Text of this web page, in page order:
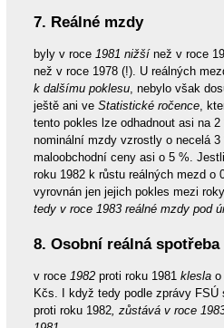
7. Reálné mzdy
byly v roce 1981 nižšínež v roce
než v roce 1978 (!). U reálných
k dalšímu poklesu, nebylo však
ještě ani ve Statistické ročence,
tento pokles lze odhadnout asi na
nominální mzdy vzrostly o necelá
maloobchodní ceny asi o 5 %.
roku 1982 k růstu reálných mezd o
vyrovnán jen jejich pokles mezi
tedy v roce 1983 reálné mzdy pod
8. Osobní reálná spotřeba
v roce 1982proti roku 1981 kleslao
Kčs. I když tedy podle zprávy FSÚ
proti roku 1982, zůstává v roce